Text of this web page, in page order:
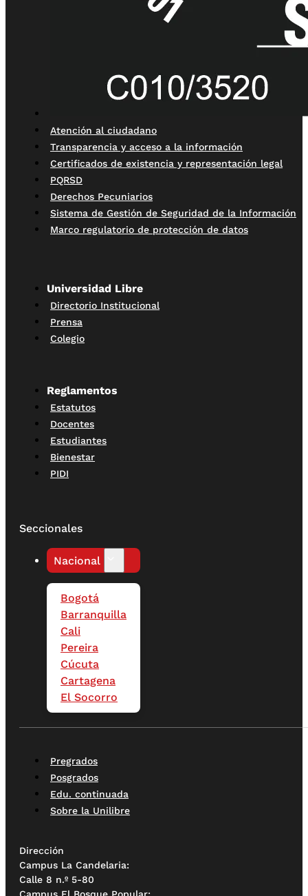
Atención al ciudadano
Transparencia y acceso a la información
Certificados de existencia y representación legal
PQRSD
Derechos Pecuniarios
Sistema de Gestión de Seguridad de la Información
Marco regulatorio de protección de datos
Universidad Libre
Directorio Institucional
Prensa
Colegio
Reglamentos
Estatutos
Docentes
Estudiantes
Bienestar
PIDI
Seccionales
Nacional
Bogotá
Barranquilla
Cali
Pereira
Cúcuta
Cartagena
El Socorro
Pregrados
Posgrados
Edu. continuada
Sobre la Unilibre
Dirección
Campus La Candelaria:
Calle 8 n.º 5-80
Campus El Bosque Popular: